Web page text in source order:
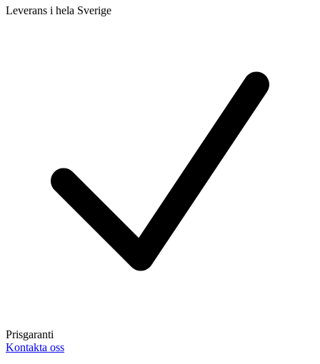
Leverans i hela Sverige
Prisgaranti
Kontakta oss